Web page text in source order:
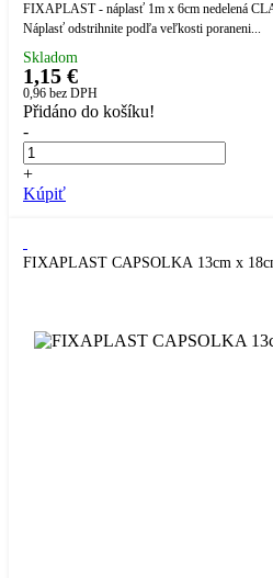
FIXAPLAST - náplasť 1m x 6cm nedelená
Náplasť odstrihnite podľa veľkosti poraneni...
Skladom
1,15 €
0,96 bez DPH
Přidáno do košíku!
-
+
Kúpiť
FIXAPLAST CAPSOLKA 13cm x